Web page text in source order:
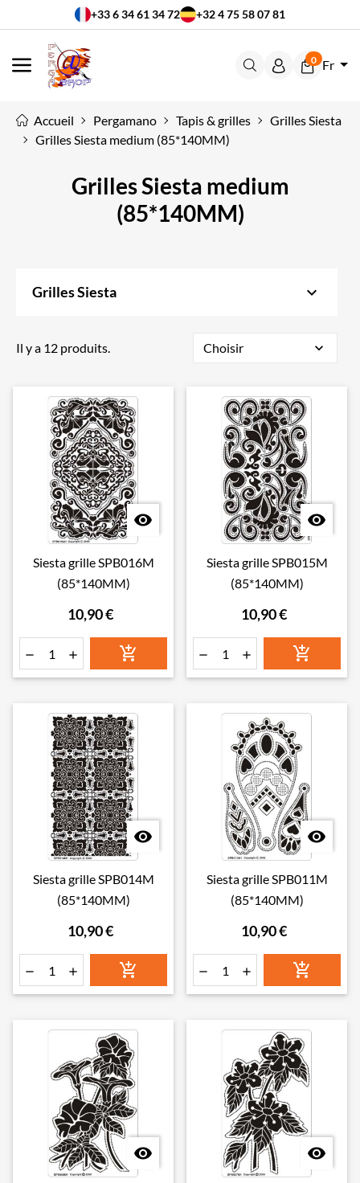
+33 6 34 61 34 72 +32 4 75 58 07 81
MENU
0 Fr
Accueil Pergamano Tapis & grilles
Grilles Siesta
Grilles Siesta medium (85*140MM)
Grilles Siesta medium
(85*140MM)
Grilles Siesta keyboard_arrow_down
Il y a 12 produits. Choisir expand_more

Siesta grille SPB016M
(85*140MM)
10,90 €
  

Siesta grille SPB015M
(85*140MM)
10,90 €
  

Siesta grille SPB014M
(85*140MM)
10,90 €
  

Siesta grille SPB011M
(85*140MM)
10,90 €
  
 